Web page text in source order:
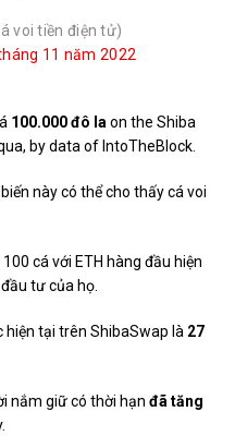
voi tiền điện tử)
11 năm 2022
100.000 đô laon the Shiba
by data of IntoTheBlock.
này có thể cho thấy cá voi
cá với ETH hàng đầu hiện
tư của họ.
tại trên ShibaSwap là 27
nắm giữ có thời hạnđã tăng